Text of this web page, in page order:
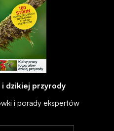
dzikiej przyrody
i porady ekspertów